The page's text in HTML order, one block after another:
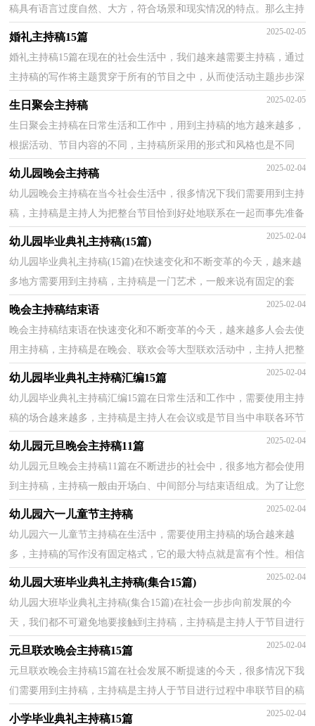
稿具有语言过度自然、大方，符合场景和现实情况的特点。那么主持
稿一般是怎么写的呢？下面是小编为大家整理的元旦文...
婚礼主持稿15篇 2025-02-05
婚礼主持稿15篇在现在的社会生活中，我们越来越需要主持稿，通过
主持稿的写作将主题贯穿于所有的节目之中，从而使活动主题步步深
化，丝丝入扣，不断将活动推向高潮。那么主持稿一般是...
生日聚会主持稿 2025-02-05
生日聚会主持稿在日常生活和工作中，用到主持稿的地方越来越多，
根据活动、节目内容的不同，主持稿所采用的形式和风格也是不同
的。你写主持稿时总是无从下笔？下面是小编帮大家整理...
幼儿园晚会主持稿 2025-02-04
幼儿园晚会主持稿在当今社会生活中，很多情况下我们需要用到主持
稿，主持稿是主持人为把整台节目恰到好处地联系在一起而事先准备
好的稿子。那么问题来了，到底应如何写好一份主持...
幼儿园毕业典礼主持稿(15篇) 2025-02-04
幼儿园毕业典礼主持稿(15篇)在快速变化和不断变革的今天，越来越
多地方需要用到主持稿，主持稿是一门艺术，一般来说有固定的套
路。相信很多朋友都对写主持稿感到非常苦恼吧，下面是...
晚会主持稿结束语 2025-02-04
晚会主持稿结束语在快速变化和不断变革的今天，越来越多人会去使
用主持稿，主持稿是在晚会、联欢会等大型联欢活动中，主持人把整
台节目恰到好处地联系在一起的关键性稿件。怎样写...
幼儿园毕业典礼主持稿汇编15篇 2025-02-04
幼儿园毕业典礼主持稿汇编15篇在日常生活和工作中，需要使用主持
稿的场合越来越多，主持稿是主持人在会议或是节目当中串联各环节
的稿件。你写主持稿时总是无从下笔？下面是小编整...
幼儿园元旦晚会主持稿11篇 2025-02-04
幼儿园元旦晚会主持稿11篇在不断进步的社会中，很多地方都会使用
到主持稿，主持稿一般由开场白、中间部分与结束语组成。为了让您
在写主持稿时更加简单方便，下面是小编为大家收集...
幼儿园六一儿童节主持稿 2025-02-04
幼儿园六一儿童节主持稿在生活中，需要使用主持稿的场合越来越
多，主持稿的写作没有固定格式，它的最大特点就是富有个性。相信
很多朋友都对写主持稿感到非常苦恼吧，下面是小编精心...
幼儿园大班毕业典礼主持稿(集合15篇) 2025-02-04
幼儿园大班毕业典礼主持稿(集合15篇)在社会一步步向前发展的今
天，我们都不可避免地要接触到主持稿，主持稿是主持人于节目进行
过程中串联节目的稿件。那么主持稿一般是怎么写的...
元旦联欢晚会主持稿15篇 2025-02-04
元旦联欢晚会主持稿15篇在社会发展不断提速的今天，很多情况下我
们需要用到主持稿，主持稿是主持人于节目进行过程中串联节目的稿
件。写起主持稿来就毫无头绪？下面是小编收集整理...
小学毕业典礼主持稿15篇 2025-02-04